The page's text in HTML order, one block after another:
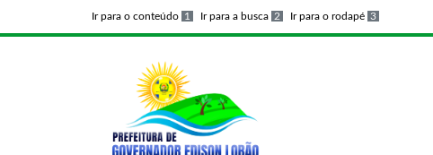
Ir para o conteúdo 1 Ir para a busca 2 Ir para o rodapé 3